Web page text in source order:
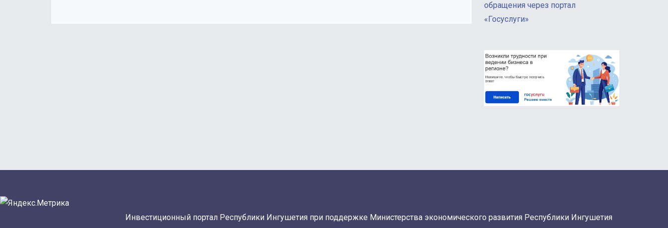
обращения через портал
«Госуслуги»
Инвестиционный портал Республики Ингушетия при поддержке Министерства экономического развития Республики Ингушетия